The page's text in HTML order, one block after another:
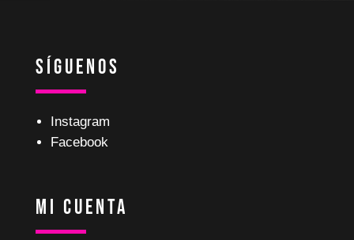
Síguenos
Instagram
Facebook
Mi Cuenta